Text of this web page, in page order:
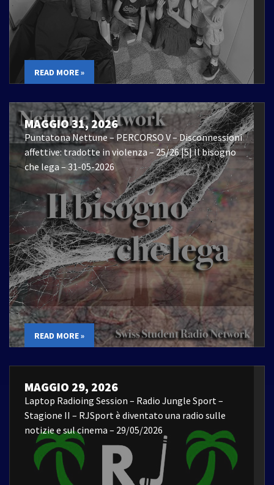
READ MORE »
MAGGIO 31, 2026
Puntatona Nettune – PERCORSO V – Disconnessioni
affettive: tradotte in violenza – 25/26 |5| Il bisogno
che lega – 31-05-2026
READ MORE »
MAGGIO 29, 2026
Laptop Radioing Session – Radio Jungle Sport –
Stagione II – RJSport è diventato una radio sulle
notizie e sul cinema – 29/05/2026